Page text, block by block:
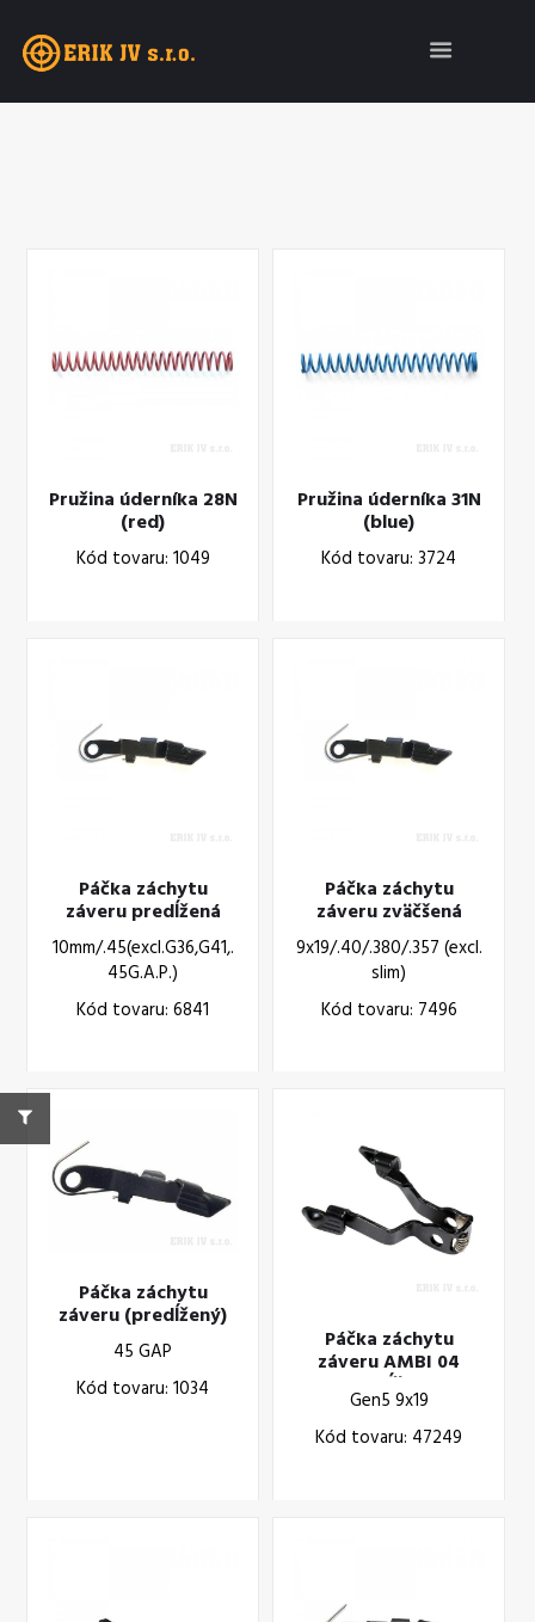
Pružina úderníka 28N
(red)
Kód tovaru: 1049
Pružina úderníka 31N
(blue)
Kód tovaru: 3724
Páčka záchytu
záveru predĺžená
10mm/.45(excl.G36,G41,.
45G.A.P.)
Kód tovaru: 6841
Páčka záchytu
záveru zväčšená
9x19/.40/.380/.357 (excl.
slim)
Kód tovaru: 7496
Páčka záchytu
záveru (predĺžený)
45 GAP
Kód tovaru: 1034
Páčka záchytu
záveru AMBI 04
(predĺžený)
Gen5 9x19
Kód tovaru: 47249